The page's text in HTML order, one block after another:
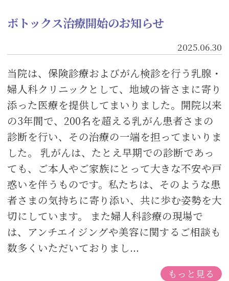
ボトックス治療開始のお知らせ
2025.06.30
当院は、保険診療およびがん検診を行う乳腺・
婦人科クリニックとして、地域の皆さまに寄り
添った医療を提供してまいりました。開院以来
の3年間で、200名を超える乳がん患者さまの
診断を行い、その治療の一端を担ってまいりま
した。 乳がんは、たとえ早期での診断であっ
ても、ご本人やご家族にとって大きな不安や戸
惑いを伴うものです。私たちは、そのような患
者さまの気持ちに寄り添い、共に歩む姿勢を大
切にしています。 また婦人科診療の現場で
は、アンチエイジングや美容に関するご相談も
数多くいただいておりまし...
もっと見る